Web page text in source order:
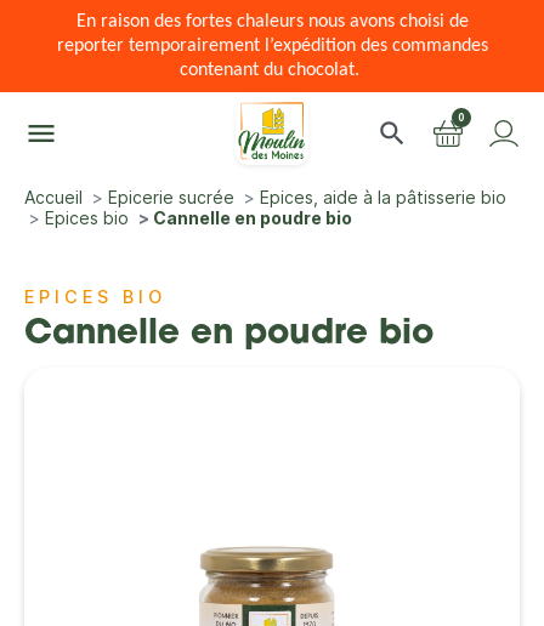
En raison des fortes chaleurs nous avons choisi de
reporter temporairement l’expédition des commandes
contenant du chocolat.
menu search 0
Accueil Epicerie sucrée
Epices, aide à la pâtisserie bio
Epices bio
Cannelle en poudre bio
EPICES BIO
Cannelle en poudre bio